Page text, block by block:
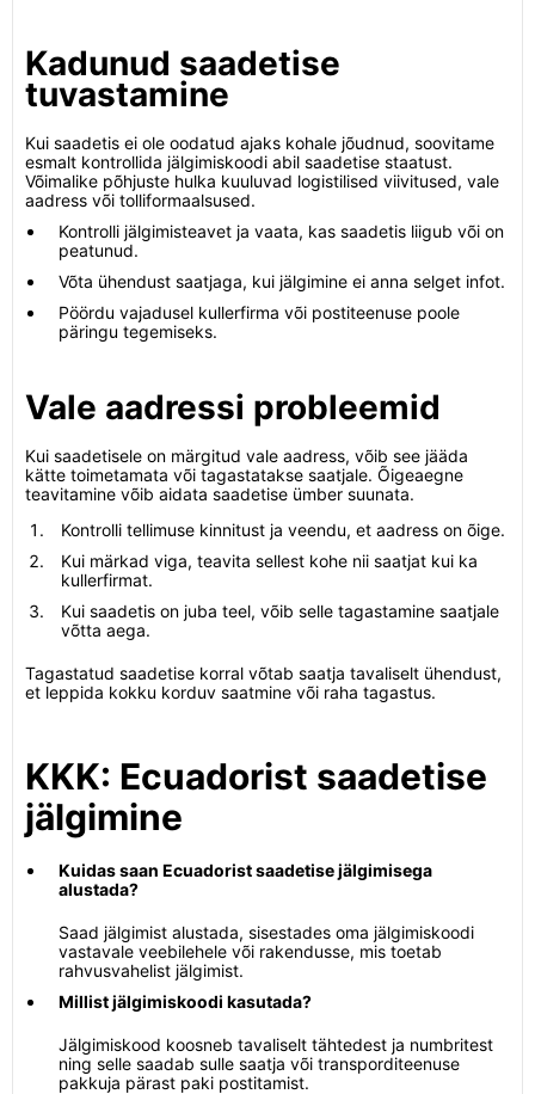
Kadunud saadetise
tuvastamine
Kui saadetis ei ole oodatud ajaks kohale jõudnud, soovitame
esmalt kontrollida jälgimiskoodi abil saadetise staatust.
Võimalike põhjuste hulka kuuluvad logistilised viivitused, vale
aadress või tolliformaalsused.
Kontrolli jälgimisteavet ja vaata, kas saadetis liigub või on
peatunud.
Võta ühendust saatjaga, kui jälgimine ei anna selget infot.
Pöördu vajadusel kullerfirma või postiteenuse poole
päringu tegemiseks.
Vale aadressi probleemid
Kui saadetisele on märgitud vale aadress, võib see jääda
kätte toimetamata või tagastatakse saatjale. Õigeaegne
teavitamine võib aidata saadetise ümber suunata.
Kontrolli tellimuse kinnitust ja veendu, et aadress on õige.
Kui märkad viga, teavita sellest kohe nii saatjat kui ka
kullerfirmat.
Kui saadetis on juba teel, võib selle tagastamine saatjale
võtta aega.
Tagastatud saadetise korral võtab saatja tavaliselt ühendust,
et leppida kokku korduv saatmine või raha tagastus.
KKK: Ecuadorist saadetise
jälgimine
Kuidas saan Ecuadorist saadetise jälgimisega
alustada?
Saad jälgimist alustada, sisestades oma jälgimiskoodi
vastavale veebilehele või rakendusse, mis toetab
rahvusvahelist jälgimist.
Millist jälgimiskoodi kasutada?
Jälgimiskood koosneb tavaliselt tähtedest ja numbritest
ning selle saadab sulle saatja või transporditeenuse
pakkuja pärast paki postitamist.